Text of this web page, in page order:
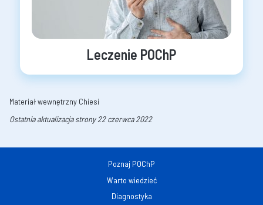
Leczenie POChP
Materiał wewnętrzny Chiesi
Ostatnia aktualizacja strony 22 czerwca 2022
Poznaj POChP
Warto wiedzieć
Diagnostyka